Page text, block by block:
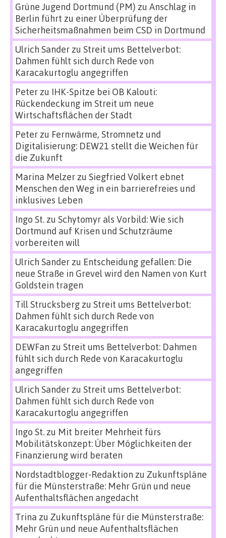
Grüne Jugend Dortmund (PM) zu Anschlag in
Berlin führt zu einer Überprüfung der
Sicherheitsmaßnahmen beim CSD in Dortmund
Ulrich Sanderzu Streit ums Bettelverbot:
Dahmen fühlt sich durch Rede von
Karacakurtoglu angegriffen
Peterzu IHK-Spitze bei OB Kalouti:
Rückendeckung im Streit um neue
Wirtschaftsflächen der Stadt
Peterzu Fernwärme, Stromnetz und
Digitalisierung: DEW21 stellt die Weichen für
die Zukunft
Marina Melzerzu Siegfried Volkert ebnet
Menschen den Weg in ein barrierefreies und
inklusives Leben
Ingo St.zu Schytomyr als Vorbild: Wie sich
Dortmund auf Krisen und Schutzräume
vorbereiten will
Ulrich Sanderzu Entscheidung gefallen: Die
neue Straße in Grevel wird den Namen von Kurt
Goldstein tragen
Till Strucksbergzu Streit ums Bettelverbot:
Dahmen fühlt sich durch Rede von
Karacakurtoglu angegriffen
DEWFan zu Streit ums Bettelverbot: Dahmen
fühlt sich durch Rede von Karacakurtoglu
angegriffen
Ulrich Sanderzu Streit ums Bettelverbot:
Dahmen fühlt sich durch Rede von
Karacakurtoglu angegriffen
Ingo St.zu Mit breiter Mehrheit fürs
Mobilitätskonzept: Über Möglichkeiten der
Finanzierung wird beraten
Nordstadtblogger-Redaktion zu Zukunftspläne
für die Münsterstraße: Mehr Grün und neue
Aufenthaltsflächen angedacht
Trina zu Zukunftspläne für die Münsterstraße:
Mehr Grün und neue Aufenthaltsflächen